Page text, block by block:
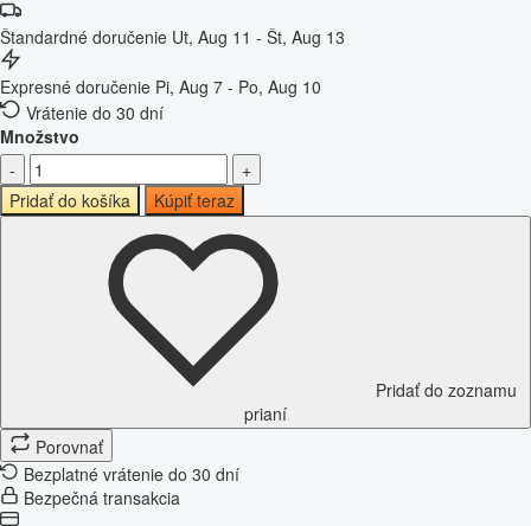
Štandardné doručenie Ut, Aug 11 - Št, Aug 13
Expresné doručenie Pi, Aug 7 - Po, Aug 10
Vrátenie do 30 dní
Množstvo
-
+
Pridať do košíka
Kúpiť teraz
Pridať do zoznamu
prianí
Porovnať
Bezplatné vrátenie do 30 dní
Bezpečná transakcia